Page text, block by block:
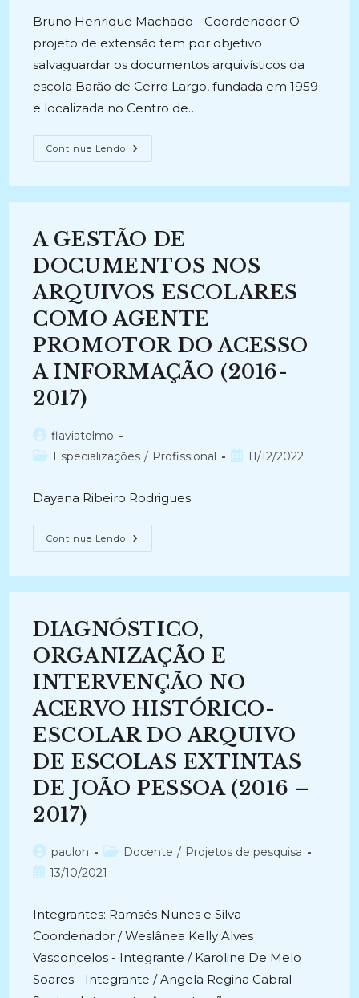
Bruno Henrique Machado - Coordenador O
projeto de extensão tem por objetivo
salvaguardar os documentos arquivísticos da
escola Barão de Cerro Largo, fundada em 1959
e localizada no Centro de…
Continue Lendo ORGANIZAÇÃO
DOS
ESTADUAL
FUNDAMENTAL
BARÃO
DE
CERRO
LARGO:
Ação
Prática
Higienização
E
Organização
Dos
Documentos
Atingidos
Grande
(
Atual)
A GESTÃO DE
DOCUMENTOS NOS
ARQUIVOS ESCOLARES
COMO AGENTE
PROMOTOR DO ACESSO
A INFORMAÇÃO (2016-
2017)
Autor
do
flaviatelmo
Categoria
Especializações / Profissional
Post11/12/2022
Dayana Ribeiro Rodrigues
Continue Lendo A
GESTÃO
ARQUIVOS
AGENTE
PROMOTOR
DO
ACESSO
A
INFORMAÇÃO
(2016-
2017)
DIAGNÓSTICO,
ORGANIZAÇÃO E
INTERVENÇÃO NO
ACERVO HISTÓRICO-
ESCOLAR DO ARQUIVO
DE ESCOLAS EXTINTAS
DE JOÃO PESSOA (2016 –
2017)
Autor
do
pauloh
Categoria
do
Docente / Projetos de pesquisa
Post13/10/2021
Integrantes: Ramsés Nunes e Silva -
Coordenador / Weslânea Kelly Alves
Vasconcelos - Integrante / Karoline De Melo
Soares - Integrante / Angela Regina Cabral